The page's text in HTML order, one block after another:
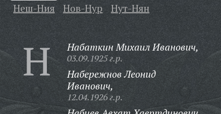
Неш-Ния
Нов-Нур Нут-Нян
Н Набаткин Михаил Иванович,
03.09.1925 г.р.
Набережнов Леонид
Иванович,
12.04.1926 г.р.